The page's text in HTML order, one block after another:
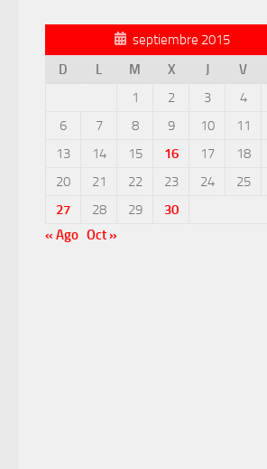
septiembre 2015
D
L M X J V
1
2 3 4
6
7 8 9 10 11
13
14 15 16 17 18
20
21 22 23 24 25
27
28 29
30
« Ago Oct »